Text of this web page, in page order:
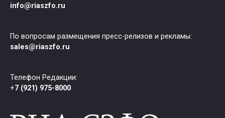
info@riaszfo.ru
По вопросам размещения пресс-релизов и рекламы:
sales@riaszfo.ru
Телефон Редакции:
+7 (921) 975-8000